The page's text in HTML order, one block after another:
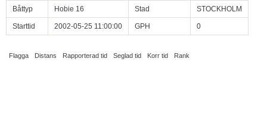
Båttyp Hobie 16 Stad STOCKHOLM
Starttid 2002-05-25 11:00:00 GPH 0
Flagga Distans Rapporterad tid Seglad tid Korr tid Rank